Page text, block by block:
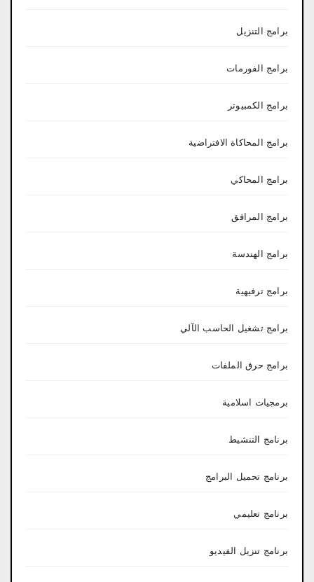
برامج التنزيل
برامج الفورمات
برامج الكمبيوتر
برامج المحاكاة الافتراضية
برامج المحاكي
برامج المرافق
برامج الهندسة
برامج ترفيهية
برامج تشغيل الحاسب الآلي
برامج حرق الملفات
برمجيات اسلامية
برنامج التنشيط
برنامج تحميل البرامج
برنامج تعليمي
برنامج تنزيل الفيديو